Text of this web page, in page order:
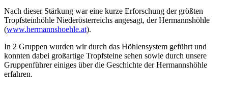
Nach dieser Stärkung war eine kurze Erforschung der größten
Tropfsteinhöhle Niederösterreichs angesagt, der Hermannshöhle
(www.hermannshoehle.at).
In 2 Gruppen wurden wir durch das Höhlensystem geführt und
konnten dabei großartige Tropfsteine sehen sowie durch unsere
Gruppenführer einiges über die Geschichte der Hermannshöhle
erfahren.